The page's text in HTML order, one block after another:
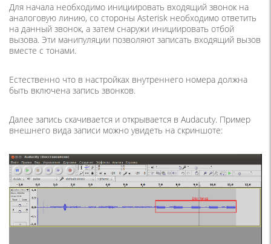
Для начала необходимо инициировать входящий звонок на
аналоговую линию, со стороны Asterisk необходимо ответить
на данный звонок, а затем снаружи инициировать отбой
вызова. Эти манипуляции позволяют записать входящий вызов
вместе с тонами.
Естественно что в настройках внутреннего номера должна
быть включена запись звонков.
Далее запись скачивается и открывается в Audacuty. Пример
внешнего вида записи можно увидеть на скриншоте: